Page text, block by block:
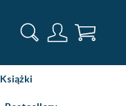
Książki